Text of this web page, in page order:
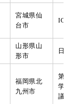
宮城県仙
台市
山形県山
形市
日
福岡県北
九州市
第
学
議